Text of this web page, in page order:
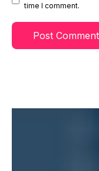
time I comment.